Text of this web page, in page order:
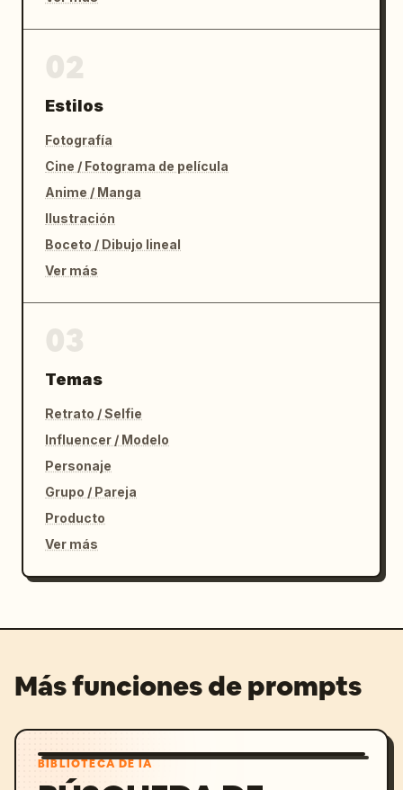
Estilos
Fotografía
Cine / Fotograma de película
Anime / Manga
Ilustración
Boceto / Dibujo lineal
Ver más
Temas
Retrato / Selfie
Influencer / Modelo
Personaje
Grupo / Pareja
Producto
Ver más
Más funciones de prompts
BIBLIOTECA DE IA